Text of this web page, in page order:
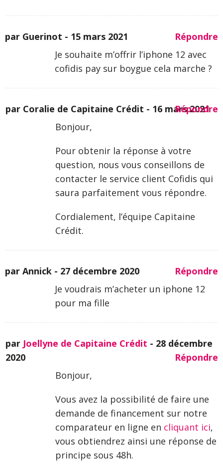
par Guerinot - 15 mars 2021
Répondre
Je souhaite m’offrir l’iphone 12 avec
cofidis pay sur boygue cela marche ?
par Coralie de Capitaine Crédit - 16 mars 2021
Répondre
Bonjour,
Pour obtenir la réponse à votre
question, nous vous conseillons de
contacter le service client Cofidis qui
saura parfaitement vous répondre.
Cordialement, l’équipe Capitaine
Crédit.
par Annick - 27 décembre 2020
Répondre
Je voudrais m’acheter un iphone 12
pour ma fille
par Joellyne de Capitaine Crédit - 28 décembre
2020
Répondre
Bonjour,
Vous avez la possibilité de faire une
demande de financement sur notre
comparateur en ligne en cliquant ici,
vous obtiendrez ainsi une réponse de
principe sous 48h.